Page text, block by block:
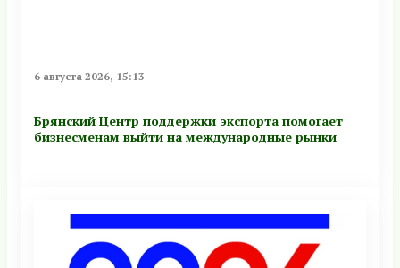
6 августа 2026, 15:13
Брянский Центр поддержки экспорта помогает
бизнесменам выйти на международные рынки